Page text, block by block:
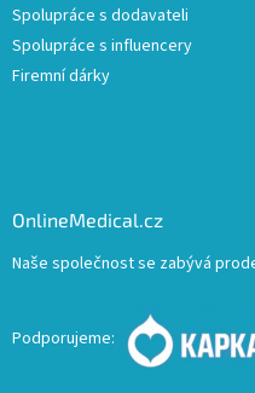
Spolupráce s dodavateli
Spolupráce s influencery
Firemní dárky
OnlineMedical.cz
Naše společnost se zabývá
Podporujeme: